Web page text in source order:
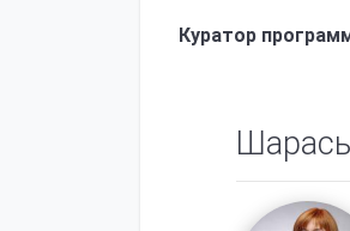
Куратор